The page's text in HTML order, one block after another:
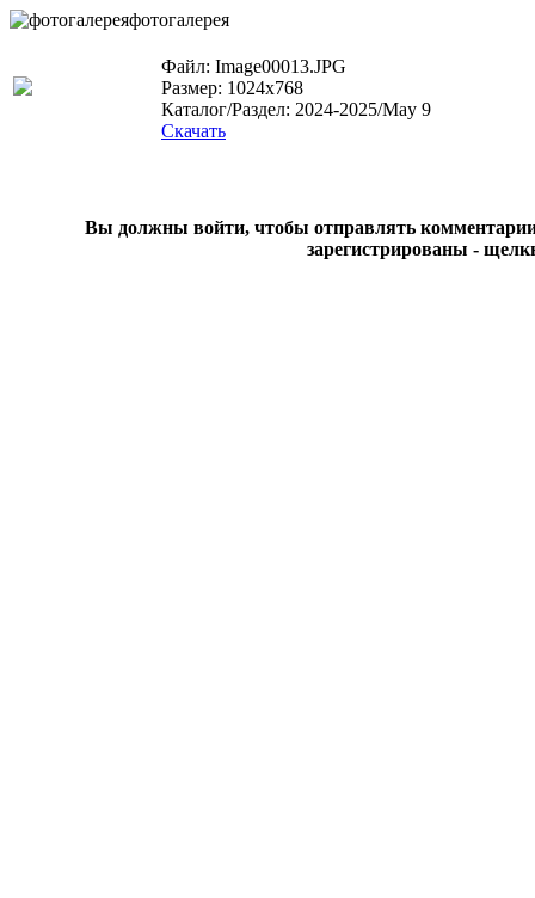
фотогалерея
Файл: Image00013.JPG
Размер: 1024x768
Каталог/Раздел: 2024-2025/May 9
Скачать
Вы должны войти, чтобы отправлять комментарии
зарегистрированы -